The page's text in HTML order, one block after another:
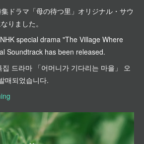
ドラマ「母の待つ里」オリジナル・サウ
りました。
special drama "The Village Where
Soundtrack has been released.
드라마 「어머니가 기다리는 마을」 오
매되었습니다.